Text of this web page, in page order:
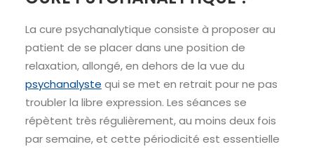
La cure psychanalytique consiste à proposer au
patient de se placer dans une position de
relaxation, allongé, en dehors de la vue du
psychanalyste qui se met en retrait pour ne pas
troubler la libre expression. Les séances se
répètent très régulièrement, au moins deux fois
par semaine, et cette périodicité est essentielle